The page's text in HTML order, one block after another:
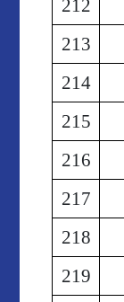
212
213
214
215
216
217
218
219